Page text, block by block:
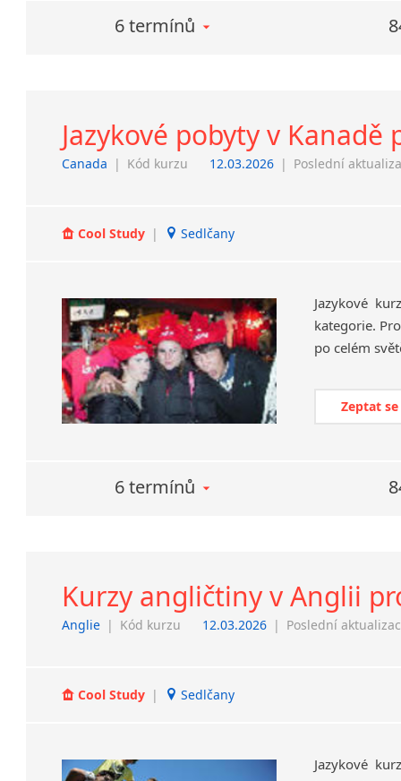
6 termínů
Jazykové pobyty v
Canada | Kód kurzu 12.03.2026 | Poslední
Cool Study | Sedlčany
Jazykové
kategorie.
po celém
Zeptat
6 termínů
Kurzy angličtiny v Anglii
Anglie | Kód kurzu 12.03.2026 | Poslední
Cool Study | Sedlčany
Jazykové